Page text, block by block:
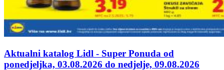
Aktualni katalog Lidl - Super Ponuda od
ponedjeljka, 03.08.2026 do nedjelje, 09.08.2026